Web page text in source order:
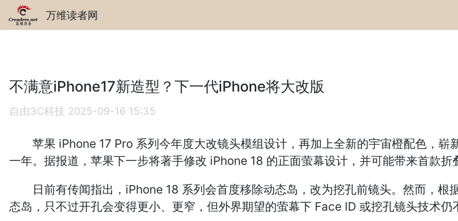
万维读者网
不满意iPhone17新造型？下一代iPhone将大改版
自由3C科技 2025-09-16 15:35
苹果 iPhone 17 Pro 系列今年度大改镜头模组设计，再加上全新的宇宙橙配色，崭
一年。据报道，苹果下一步将著手修改 iPhone 18 的正面萤幕设计，并可能带来首款折
日前有传闻指出，iPhone 18 系列会首度移除动态岛，改为挖孔前镜头。然而，根
态岛，只不过开孔会变得更小、更窄，但外界期望的萤幕下 Face ID 或挖孔镜头技术仍